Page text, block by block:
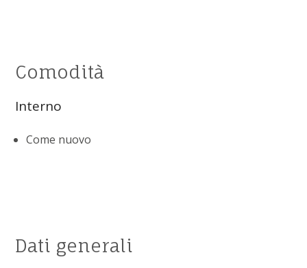
Comodità
Interno
Come nuovo
Dati generali